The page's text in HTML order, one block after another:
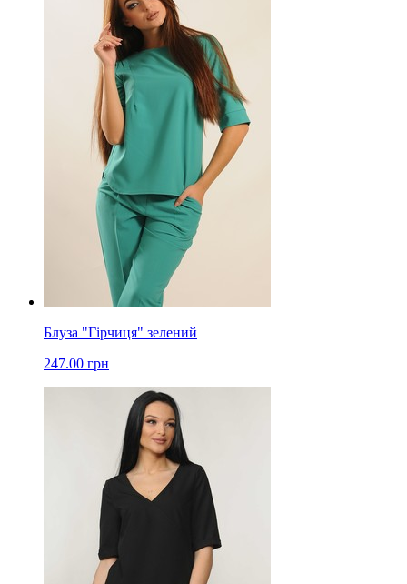
Блуза "Гірчиця" зелений
247.00 грн